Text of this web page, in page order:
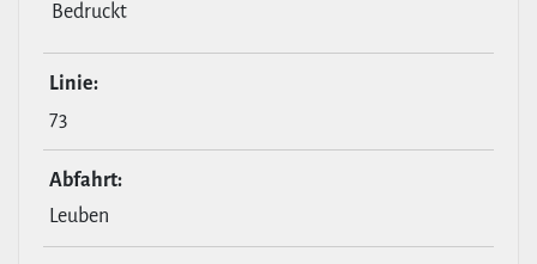
Bedruckt
Linie:
73
Abfahrt:
Leuben